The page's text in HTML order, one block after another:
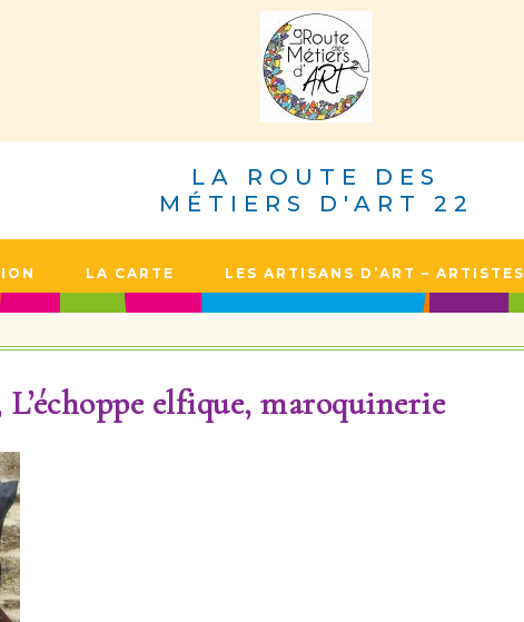
LA ROUTE DES
MÉTIERS D'ART 22
LA CARTE LES ARTISANS D’ART – ARTISTES
elfique, maroquinerie